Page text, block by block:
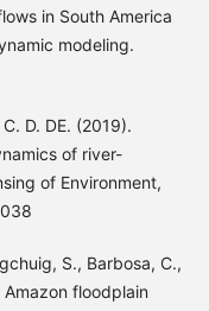
in South America
modeling.
D. DE. (2019).
of river-
of Environment,
S., Barbosa, C.,
floodplain